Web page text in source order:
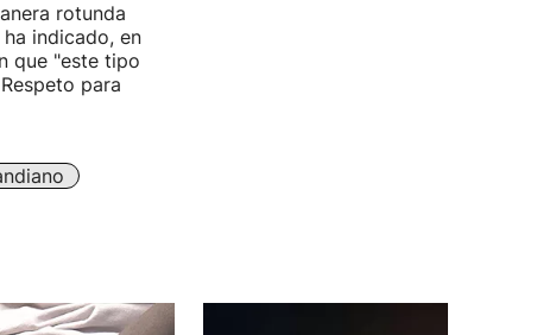
rotunda
indicado, en
que "este tipo
para